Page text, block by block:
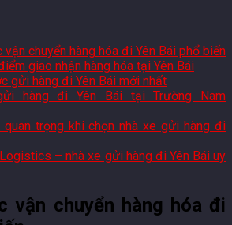
vận chuyển hàng hóa đi Yên Bái phổ biến
giao nhận hàng hóa tại Yên Bái
gửi hàng đi Yên Bái mới nhất
hàng đi Yên Bái tại Trường Nam
trọng khi chọn nhà xe gửi hàng đi
– nhà xe gửi hàng đi Yên Bái uy
vận chuyển hàng hóa đi